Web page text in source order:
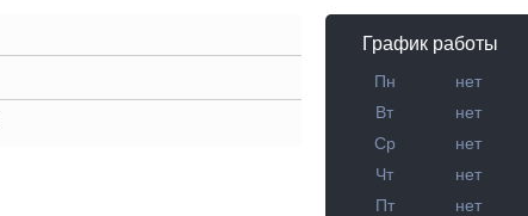
График работы
Пн нет
Вт
нет
Ср
нет
Чт
нет
Пт
нет